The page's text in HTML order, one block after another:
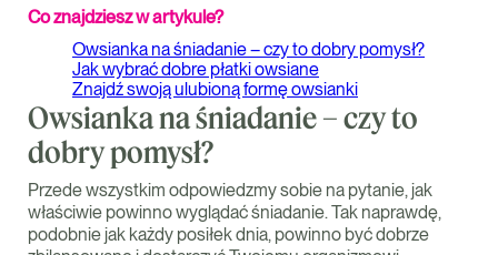
Co znajdziesz w artykule?
Owsianka na śniadanie – czy to dobry pomysł?
Jak wybrać dobre płatki owsiane
Znajdź swoją ulubioną formę owsianki
Owsianka na śniadanie – czy to
dobry pomysł?
Przede wszystkim odpowiedzmy sobie na pytanie, jak
właściwie powinno wyglądać śniadanie. Tak naprawdę,
podobnie jak każdy posiłek dnia, powinno być dobrze